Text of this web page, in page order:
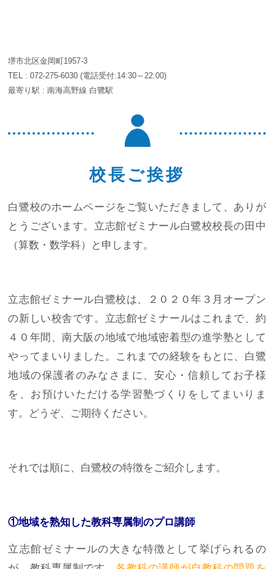
堺市北区金岡町1957-3
TEL :072-275-6030 (電話受付:14:30～22:00)
最寄り駅 : 南海高野線 白鷺駅
校長ご挨拶
白鷺校のホームページをご覧いただきまして、ありが
とうございます。立志館ゼミナール白鷺校校長の田中
（算数・数学科）と申します。
立志館ゼミナール白鷺校は、２０２０年３月オープン
の新しい校舎です。立志館ゼミナールはこれまで、約
４０年間、南大阪の地域で地域密着型の進学塾として
やってまいりました。これまでの経験をもとに、白鷺
地域の保護者のみなさまに、安心・信頼してお子様
を、お預けいただける学習塾づくりをしてまいりま
す。どうぞ、ご期待ください。
それでは順に、白鷺校の特徴をご紹介します。
①地域を熟知した教科専属制のプロ講師
立志館ゼミナールの大きな特徴として挙げられるの